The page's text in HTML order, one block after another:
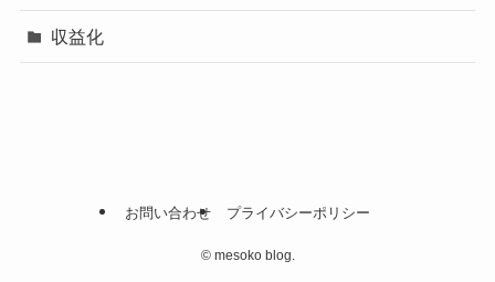
収益化
お問い合わせ プライバシーポリシー
©mesoko blog.